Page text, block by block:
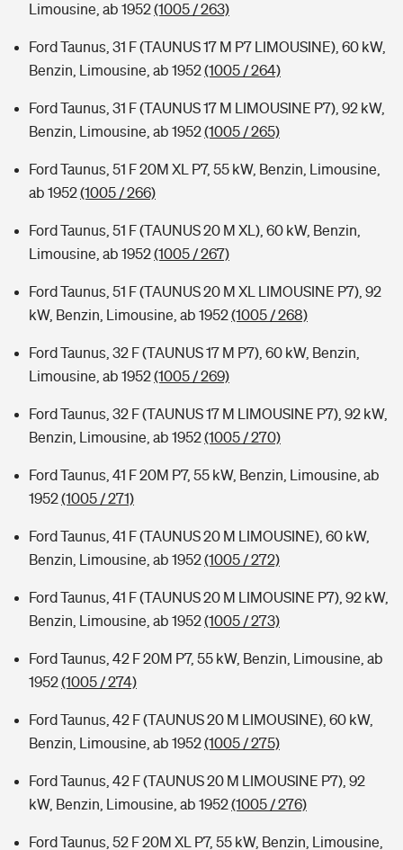
Limousine, ab 1952(1005 / 263)
Ford Taunus, 31 F (TAUNUS 17 M P7 LIMOUSINE), 60 kW,
Benzin, Limousine, ab 1952(1005 / 264)
Ford Taunus, 31 F (TAUNUS 17 M LIMOUSINE P7), 92 kW,
Benzin, Limousine, ab 1952(1005 / 265)
Ford Taunus, 51 F 20M XL P7, 55 kW, Benzin, Limousine,
ab 1952(1005 / 266)
Ford Taunus, 51 F (TAUNUS 20 M XL), 60 kW, Benzin,
Limousine, ab 1952(1005 / 267)
Ford Taunus, 51 F (TAUNUS 20 M XL LIMOUSINE P7), 92
kW, Benzin, Limousine, ab 1952(1005 / 268)
Ford Taunus, 32 F (TAUNUS 17 M P7), 60 kW, Benzin,
Limousine, ab 1952(1005 / 269)
Ford Taunus, 32 F (TAUNUS 17 M LIMOUSINE P7), 92 kW,
Benzin, Limousine, ab 1952(1005 / 270)
Ford Taunus, 41 F 20M P7, 55 kW, Benzin, Limousine, ab
1952(1005 / 271)
Ford Taunus, 41 F (TAUNUS 20 M LIMOUSINE), 60 kW,
Benzin, Limousine, ab 1952(1005 / 272)
Ford Taunus, 41 F (TAUNUS 20 M LIMOUSINE P7), 92 kW,
Benzin, Limousine, ab 1952(1005 / 273)
Ford Taunus, 42 F 20M P7, 55 kW, Benzin, Limousine, ab
1952(1005 / 274)
Ford Taunus, 42 F (TAUNUS 20 M LIMOUSINE), 60 kW,
Benzin, Limousine, ab 1952(1005 / 275)
Ford Taunus, 42 F (TAUNUS 20 M LIMOUSINE P7), 92
kW, Benzin, Limousine, ab 1952(1005 / 276)
Ford Taunus, 52 F 20M XL P7, 55 kW, Benzin, Limousine,